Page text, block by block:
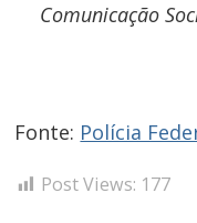
Comunicação
Fonte: Polícia
Post Views: 177
de